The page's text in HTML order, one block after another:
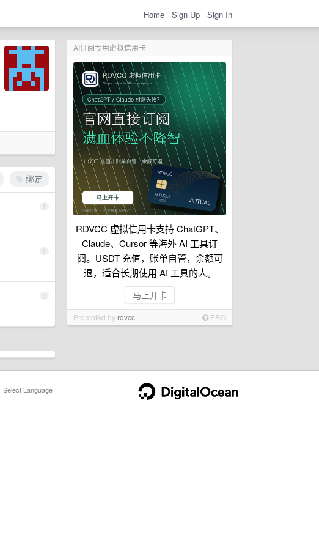
Home Sign Up Sign In
AI订阅专用虚拟信用卡
RDVCC 虚拟信用卡支持 ChatGPT、
Claude、Cursor 等海外 AI 工具订
阅。USDT 充值，账单自管，余额可
退，适合长期使用 AI 工具的人。
马上开卡
Promoted by rdvcc PRO
绑定
1
2
3
Select Language